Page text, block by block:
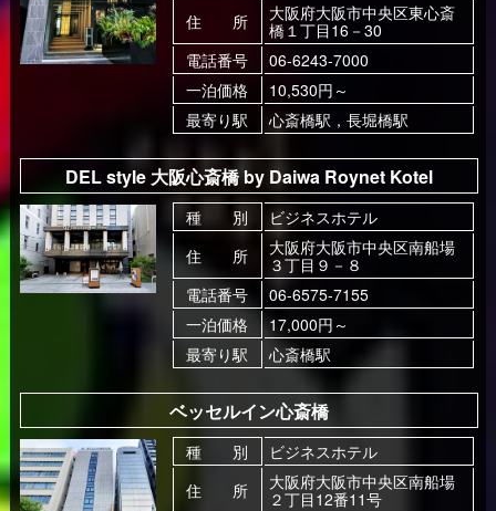
住 所
大阪府大阪市中央区東心斎
橋１丁目16－30
電話番号
06-6243-7000
一泊価格
10,530円～
最寄り駅
心斎橋駅，長堀橋駅
DEL style 大阪心斎橋 by Daiwa Roynet Kotel
種 別
ビジネスホテル
住 所
大阪府大阪市中央区南船場
３丁目９－８
電話番号
06-6575-7155
一泊価格
17,000円～
最寄り駅
心斎橋駅
ベッセルイン心斎橋
種 別
ビジネスホテル
住 所
大阪府大阪市中央区南船場
２丁目12番11号